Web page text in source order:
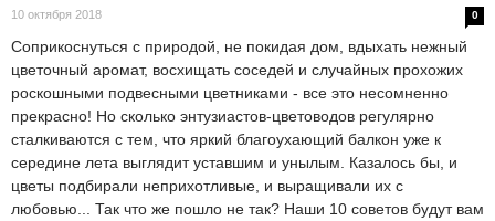
10 октября 2018 0
Соприкоснуться с природой, не покидая дом, вдыхать нежный
цветочный аромат, восхищать соседей и случайных прохожих
роскошными подвесными цветниками - все это несомненно
прекрасно! Но сколько энтузиастов-цветоводов регулярно
сталкиваются с тем, что яркий благоухающий балкон уже к
середине лета выглядит уставшим и унылым. Казалось бы, и
цветы подбирали неприхотливые, и выращивали их с
любовью... Так что же пошло не так? Наши 10 советов будут вам